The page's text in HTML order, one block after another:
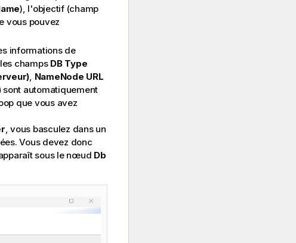
), l'objectif (champ
vous pouvez
informations de
champs DB Type
, NameNode URL
sont automatiquement
que vous avez
, vous basculez dans un
Vous devez donc
sous le nœud Db